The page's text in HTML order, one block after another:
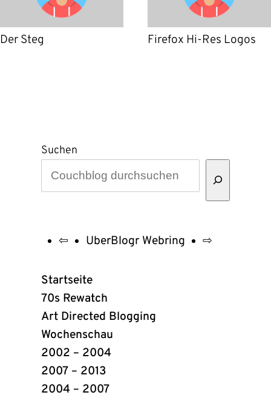
Der Steg Firefox Hi-Res Logos
Suchen
UberBlogr
Webring
Links
⇦ UberBlogr Webring ⇨
Startseite
70s Rewatch
Art Directed Blogging
Wochenschau
2002 – 2004
2007 – 2013
2004 – 2007